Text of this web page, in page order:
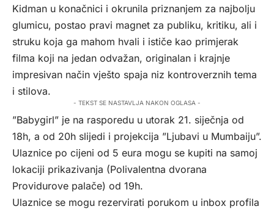
Kidman u konačnici i okrunila priznanjem za najbolju
glumicu, postao pravi magnet za publiku, kritiku, ali i
struku koja ga mahom hvali i ističe kao primjerak
filma koji na jedan odvažan, originalan i krajnje
impresivan način vješto spaja niz kontroverznih tema
i stilova.
- TEKST SE NASTAVLJA NAKON OGLASA -
”Babygirl” je na rasporedu u utorak 21. siječnja od
18h, a od 20h slijedi i projekcija ”Ljubavi u Mumbaiju”.
Ulaznice po cijeni od 5 eura mogu se kupiti na samoj
lokaciji prikazivanja (Polivalentna dvorana
Providurove palače) od 19h.
Ulaznice se mogu rezervirati porukom u inbox profila